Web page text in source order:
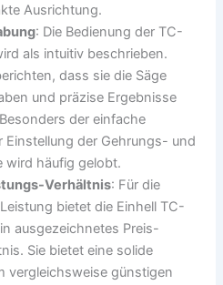
Ausrichtung.
: Die Bedienung der TC-
als intuitiv beschrieben.
dass sie die Säge
und präzise Ergebnisse
der einfache
Einstellung der Gehrungs- und
wird häufig gelobt.
Verhältnis: Für die
bietet die Einhell TC-
ausgezeichnetes Preis-
Sie bietet eine solide
vergleichsweise günstigen